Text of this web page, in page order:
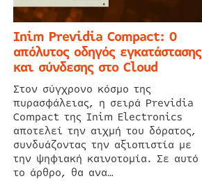
Inim Previdia Compact: Ο
απόλυτος οδηγός εγκατάστασης
και σύνδεσης στο Cloud
Στον σύγχρονο κόσμο της
πυρασφάλειας, η σειρά Previdia
Compact της Inim Electronics
αποτελεί την αιχμή του δόρατος,
συνδυάζοντας την αξιοπιστία με
την ψηφιακή καινοτομία. Σε αυτό
το άρθρο, θα ανα…